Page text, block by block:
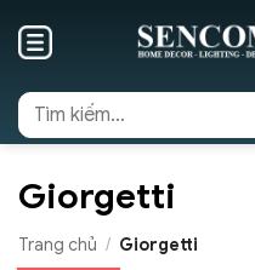
Tìm
kiếm:
Giorgetti
Trang chủ / Giorgetti